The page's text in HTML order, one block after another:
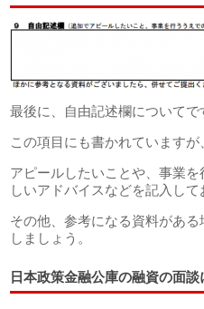
最後に、自由記述欄についてで
この項目にも書かれていますが
アピールしたいことや、事業
しいアドバイスなどを記入して
その他、参考になる資料があ
しましょう。
日本政策金融公庫の融資の面談